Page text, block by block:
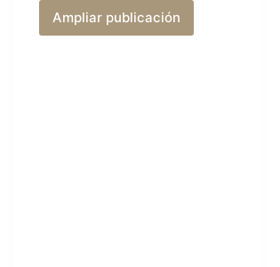
Ampliar publicación
Aventureros,